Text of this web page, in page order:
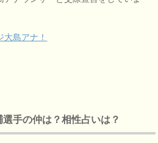
島アナ！
手の仲は？相性占いは？